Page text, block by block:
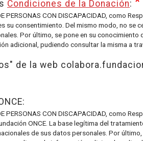
Condiciones de la Donación:
PERSONAS CON DISCAPACIDAD, como
consentimiento. Del mismo modo, no se
Por último, se pone en su
adicional, pudiendo consultar la misma a
de la web
PERSONAS CON DISCAPACIDAD, como
ONCE. La base legítima del
de sus datos personales. Por